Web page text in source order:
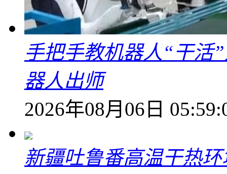
手把手教机器人“干活
器人出师
2026年08月06日
新疆吐鲁番高温干热